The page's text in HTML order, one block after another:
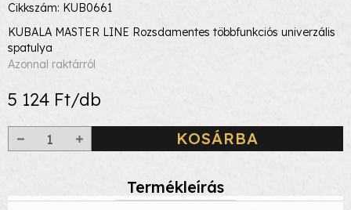
Cikkszám: KUB0661
KUBALA MASTER LINE Rozsdamentes többfunkciós univerzális
spatulya
Azonnal raktárról
5 124 Ft/db
KOSÁRBA
Termékleírás